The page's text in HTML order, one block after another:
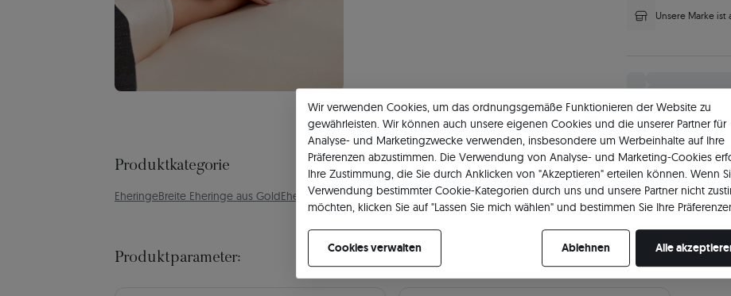
Unsere Marke ist
Produktkategorie
EheringeBreite Eheringe aus GoldEheringe Bestsellers
Produktparameter:
Wir verwenden Cookies, um das ordnungsgemäße Funktionieren der Website zu
gewährleisten. Wir können auch unsere eigenen Cookies und die unserer Partner für
Analyse- und Marketingzwecke verwenden, insbesondere um Werbeinhalte auf Ihre
Präferenzen abzustimmen. Die Verwendung von Analyse- und Marketing-Cookies
Ihre Zustimmung, die Sie durch Anklicken von "Akzeptieren" erteilen können. Wenn
Verwendung bestimmter Cookie-Kategorien durch uns und unsere Partner nicht
möchten, klicken Sie auf "Lassen Sie mich wählen" und bestimmen Sie Ihre
Cookies verwalten
Ablehnen Alle